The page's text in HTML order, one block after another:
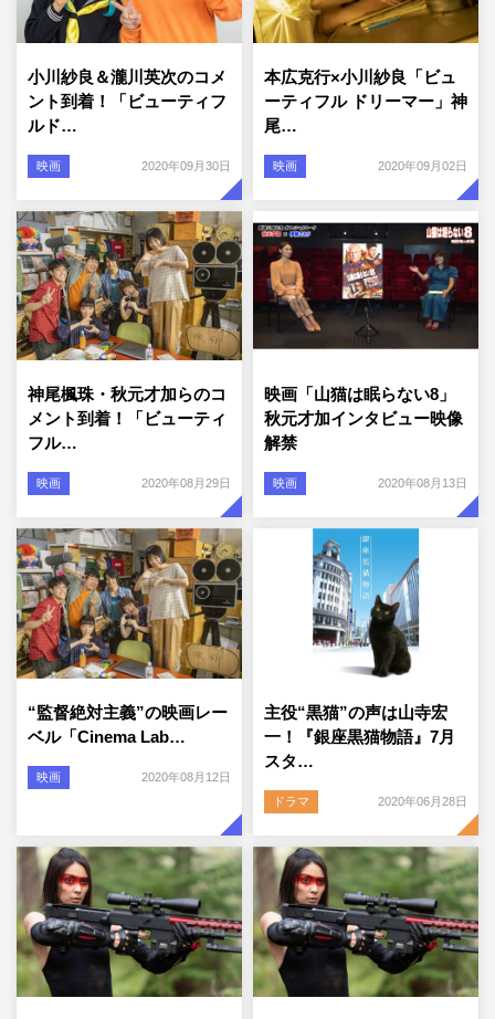
小川紗良＆瀧川英次のコメ
ント到着！「ビューティフ
ルド…
映画 2020年09月30日
本広克行×小川紗良「ビュ
ーティフル ドリーマー」神
尾…
映画 2020年09月02日
神尾楓珠・秋元才加らのコ
メント到着！「ビューティ
フル…
映画 2020年08月29日
映画「山猫は眠らない8」
秋元才加インタビュー映像
解禁
映画 2020年08月13日
“監督絶対主義”の映画レー
ベル「Cinema Lab…
映画 2020年08月12日
主役“黒猫”の声は山寺宏
一！『銀座黒猫物語』7月
スタ…
ドラマ 2020年06月28日